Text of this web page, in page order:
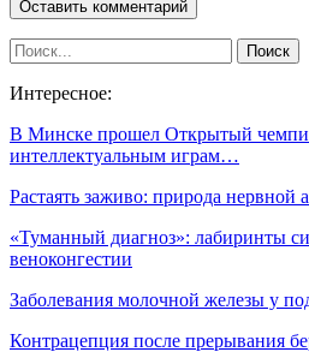
Интересное:
В Минске прошел Открытый
интеллектуальным играм…
Растаять заживо: природа нервной
«Туманный диагноз»: лабиринты
веноконгестии
Заболевания молочной железы у
Контрацепция после прерывания